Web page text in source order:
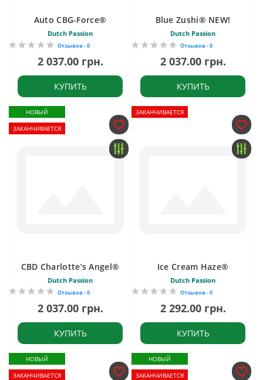
Auto CBG-Force®
Dutch Passion
Отзывов - 0
2 037.00 грн.
КУПИТЬ
Blue Zushi® NEW!
Dutch Passion
Отзывов - 0
2 037.00 грн.
КУПИТЬ
НОВЫЙ
ЗАКАНЧИВАЕТСЯ
CBD Charlotte’s Angel®
Dutch Passion
Отзывов - 0
2 037.00 грн.
КУПИТЬ
ЗАКАНЧИВАЕТСЯ
Ice Cream Haze®
Dutch Passion
Отзывов - 0
2 292.00 грн.
КУПИТЬ
НОВЫЙ
ЗАКАНЧИВАЕТСЯ
НОВЫЙ
ЗАКАНЧИВАЕТСЯ